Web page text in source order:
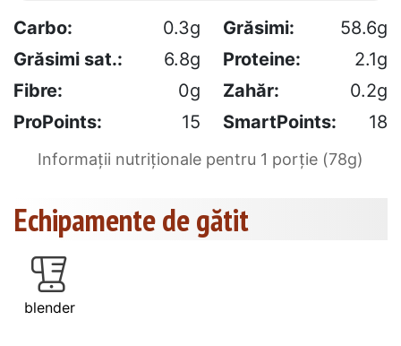
Carbo: 0.3g Grăsimi:
58.6g
Grăsimi sat.:
6.8g Proteine:
2.1g
Fibre:
0g Zahăr:
0.2g
ProPoints:
15 SmartPoints: 18
Informații nutriționale pentru 1 porție (78g)
Echipamente de gătit
blender